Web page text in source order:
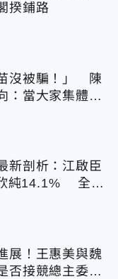
揆鋪路
沒被騙！」 陳
：當大家集體失
新剖析：江啟臣
純14.1% 全世
首
展！王惠美與魏
接競總主委態